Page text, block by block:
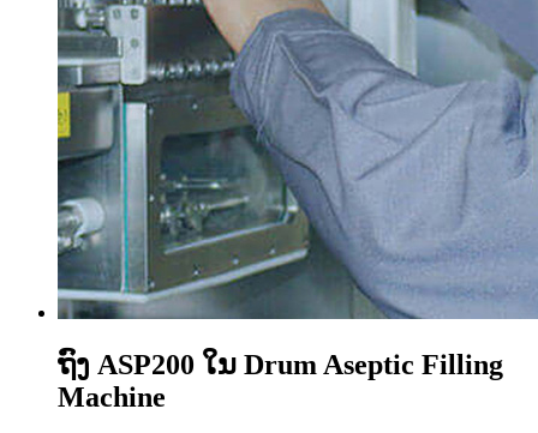
ຖົງ ASP200 ໃນ Drum Aseptic Filling
Machine